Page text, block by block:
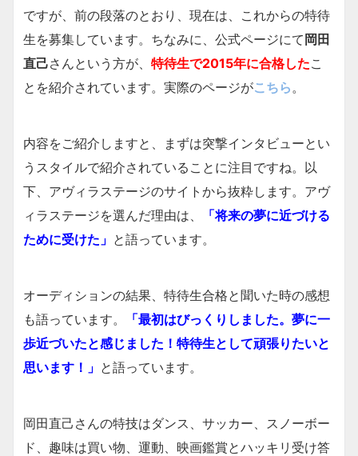
ですが、前の段落のとおり、現在は、これからの特待
生を募集しています。ちなみに、公式ページにて岡田
直己さんという方が、 特待生で2015年に合格したこ
とを紹介されています。実際のページがこちら 。
内容をご紹介しますと、まずは突撃インタビューとい
うスタイルで紹介されていることに注目ですね。以
下、アヴィラステージのサイトから抜粋します。アヴ
ィラステージを選んだ理由は、
「将来の夢に近づける
ために受けた」 と語っています。
オーディションの結果、特待生合格と聞いた時の感想
も語っています。
「最初はびっくりしました。夢に一
歩近づいたと感じました！特待生として頑張りたいと
思います！」 と語っています。
岡田直己さんの特技はダンス、サッカー、スノーボー
ド、趣味は買い物、運動、映画鑑賞とハッキリ受け答